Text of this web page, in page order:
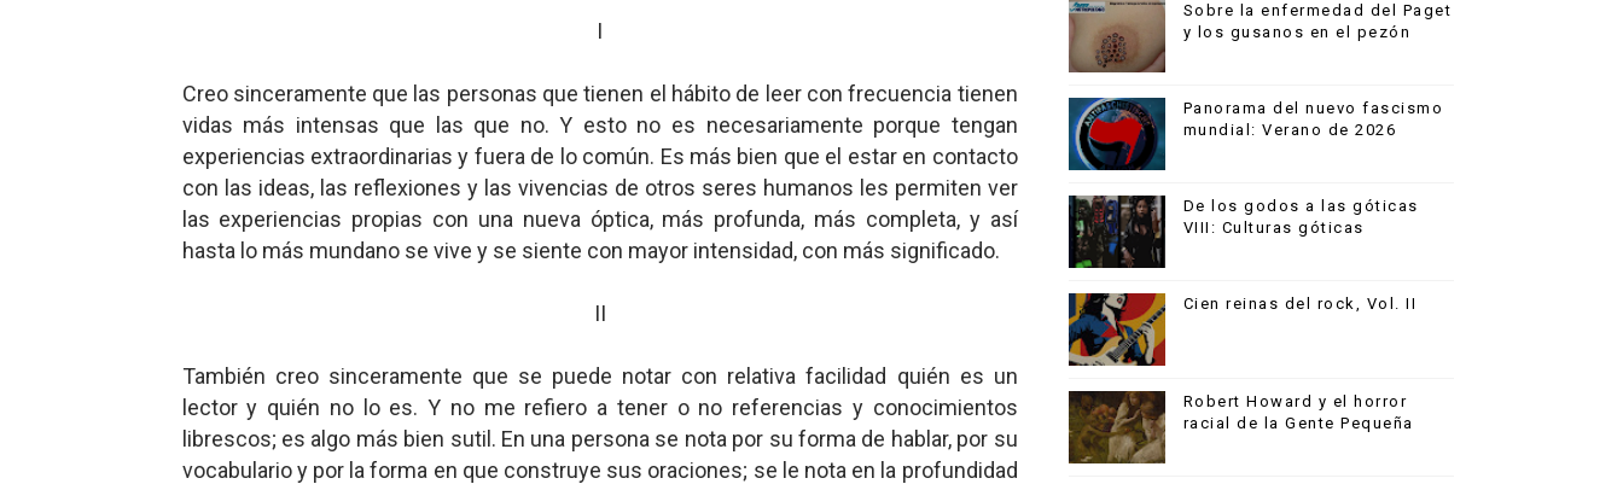
La falacia etimológica
Mario: La epopeya del fontanero - Parte II
Mario: La epopeya del fontanero - Parte I
Pequeña Filmoteca Antifascista
Que no nos aplaste el Talón de Hierro
Pokémon: La película existencialista
I
Creo sinceramente que las personas que tienen el hábito de leer con frecuencia tienen
vidas más intensas que las que no. Y esto no es necesariamente porque tengan
experiencias extraordinarias y fuera de lo común. Es más bien que el estar en contacto
con las ideas, las reflexiones y las vivencias de otros seres humanos les permiten ver
las experiencias propias con una nueva óptica, más profunda, más completa, y así
hasta lo más mundano se vive y se siente con mayor intensidad, con más significado.
II
También creo sinceramente que se puede notar con relativa facilidad quién es un
lector y quién no lo es. Y no me refiero a tener o no referencias y conocimientos
librescos; es algo más bien sutil. En una persona se nota por su forma de hablar, por su
vocabulario y por la forma en que construye sus oraciones; se le nota en la profundidad
Sobre la enfermedad del Paget
y los gusanos en el pezón
Panorama del nuevo fascismo
mundial: Verano de 2026
De los godos a las góticas
VIII: Culturas góticas
Cien reinas del rock, Vol. II
Robert Howard y el horror
racial de la Gente Pequeña